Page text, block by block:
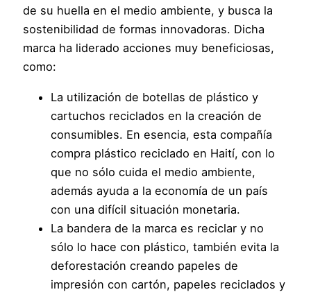
de su huella en el medio ambiente, y busca la
sostenibilidad de formas innovadoras. Dicha
marca ha liderado acciones muy beneficiosas,
como:
La utilización de botellas de plástico y
cartuchos reciclados en la creación de
consumibles. En esencia, esta compañía
compra plástico reciclado en Haití, con lo
que no sólo cuida el medio ambiente,
además ayuda a la economía de un país
con una difícil situación monetaria.
La bandera de la marca es reciclar y no
sólo lo hace con plástico, también evita la
deforestación creando papeles de
impresión con cartón, papeles reciclados y